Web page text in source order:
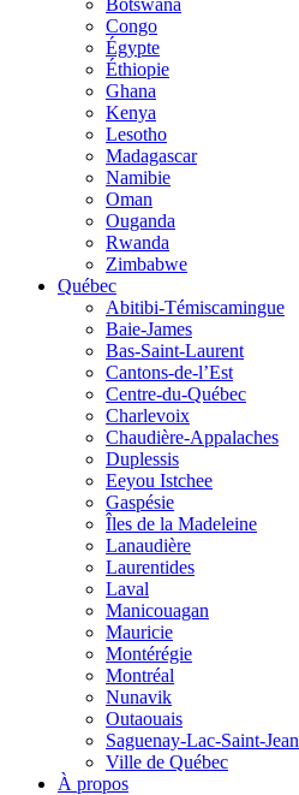
Botswana
Congo
Égypte
Éthiopie
Ghana
Kenya
Lesotho
Madagascar
Namibie
Oman
Ouganda
Rwanda
Zimbabwe
Québec
Abitibi-Témiscamingue
Baie-James
Bas-Saint-Laurent
Cantons-de-l’Est
Centre-du-Québec
Charlevoix
Chaudière-Appalaches
Duplessis
Eeyou Istchee
Gaspésie
Îles de la Madeleine
Lanaudière
Laurentides
Laval
Manicouagan
Mauricie
Montérégie
Montréal
Nunavik
Outaouais
Saguenay-Lac-Saint-Jean
Ville de Québec
À propos